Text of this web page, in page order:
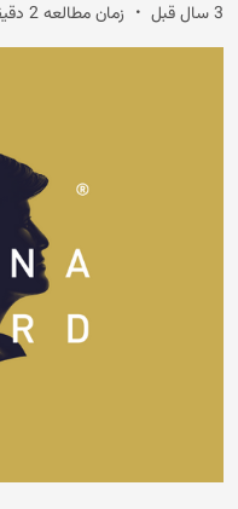
3 سال قبل زمان مطالعه 2 دقیقه